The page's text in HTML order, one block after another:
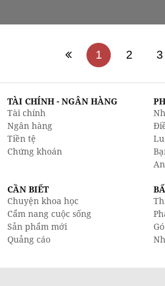
1 2 3
TÀI CHÍNH - NGÂN HÀNG
Tài chính
Ngân hàng
Tiền tệ
Chứng khoán
CẦN BIẾT
Chuyện khoa học
Cẩm nang cuộc sống
Sản phẩm mới
Quảng cáo